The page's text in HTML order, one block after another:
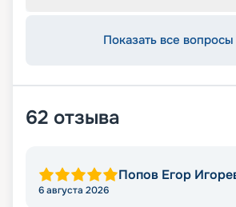
Показать все вопросы
62 отзыва
Попов Егор
6 августа 2026